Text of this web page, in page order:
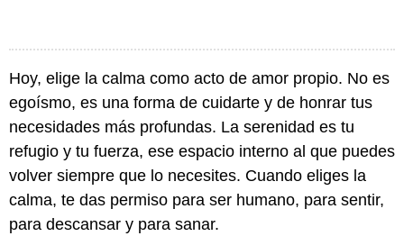
Hoy, elige la calma como acto de amor propio. No es
egoísmo, es una forma de cuidarte y de honrar tus
necesidades más profundas. La serenidad es tu
refugio y tu fuerza, ese espacio interno al que puedes
volver siempre que lo necesites. Cuando eliges la
calma, te das permiso para ser humano, para sentir,
para descansar y para sanar.